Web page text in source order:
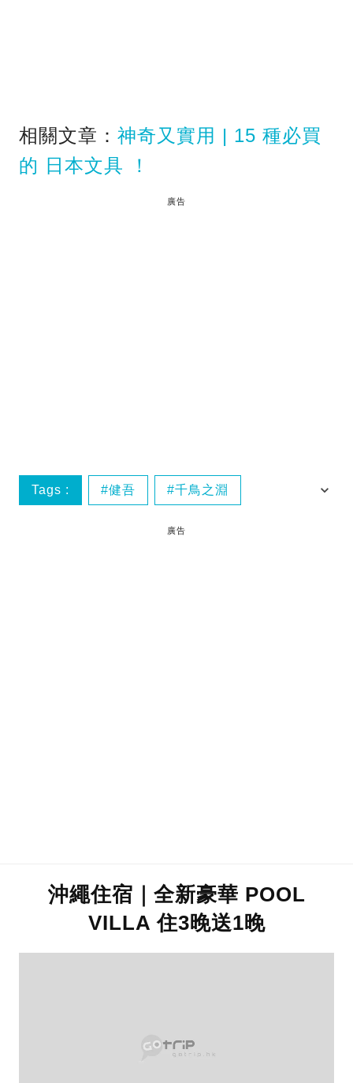
相關文章： 神奇又實用 | 15 種必買
的 日本文具 ！
廣告
Tags : 健吾 千鳥之淵
旅遊態度
廣告
沖繩住宿｜全新豪華 POOL
VILLA 住3晚送1晚